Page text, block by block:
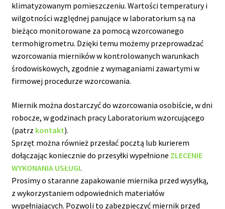
klimatyzowanym pomieszczeniu. Wartości temperatury i
wilgotności względnej panujące w laboratorium są na
bieżąco monitorowane za pomocą wzorcowanego
termohigrometru. Dzięki temu możemy przeprowadzać
wzorcowania mierników w kontrolowanych warunkach
środowiskowych, zgodnie z wymaganiami zawartymi w
firmowej procedurze wzorcowania.
Miernik można dostarczyć do wzorcowania osobiście, w dni
robocze, w godzinach pracy Laboratorium wzorcującego
(patrz kontakt).
Sprzęt można również przesłać pocztą lub kurierem
dołączając koniecznie do przesyłki wypełnione ZLECENIE
WYKONANIA USŁUGI.
Prosimy o staranne zapakowanie miernika przed wysyłką,
z wykorzystaniem odpowiednich materiałów
wypełniających. Pozwoli to zabezpieczyć miernik przed